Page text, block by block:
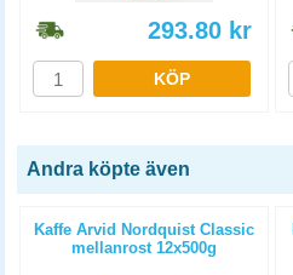
293.80 kr
KÖP
Andra köpte även
Kaffe Arvid Nordquist Classic
mellanrost 12x500g